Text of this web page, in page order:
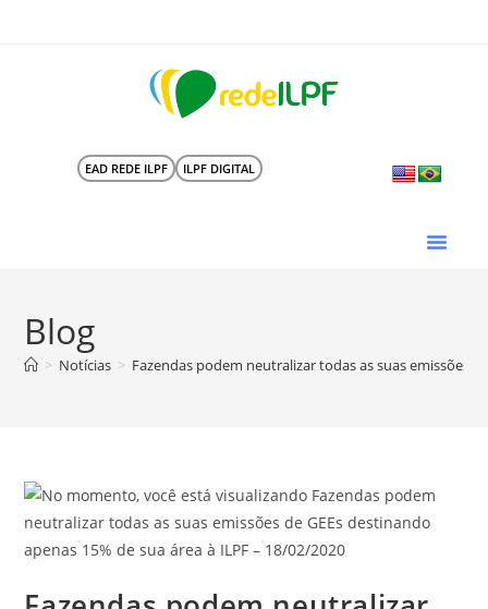
EAD REDE ILPF ILPF DIGITAL
Blog
> Notícias > Fazendas podem neutralizar todas as suas emissões